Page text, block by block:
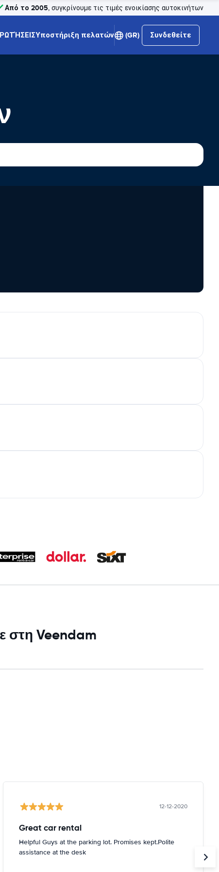
Από το 2005, συγκρίνουμε τις τιμές ενοικίασης αυτοκινήτων
Υποστήριξη πελατών (GR) Συνδεθείτε
στη Veendam
12-12-2020
Great car rental
Helpful Guys at the parking lot. Promises kept.Polite
assistance at the desk